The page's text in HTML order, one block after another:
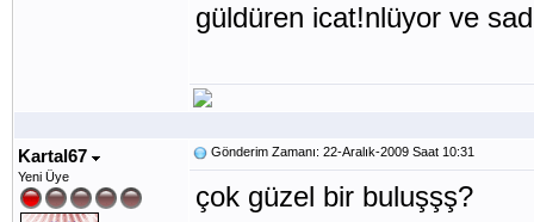
güldüren icat!nlüyor ve
Kartal67
Yeni Üye
Gönderim Zamanı: 22-Aralık-2009 Saat 10:31
çok güzel bir buluşşş?